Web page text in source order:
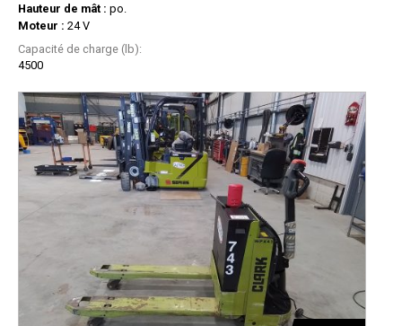
Hauteur de mât : po.
Moteur : 24 V
Capacité de charge (lb):
4500